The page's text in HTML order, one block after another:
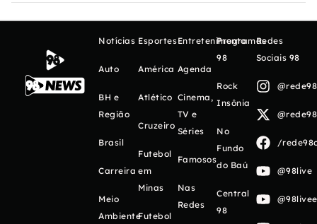
Notícias
Auto
BH e
Região
Brasil
Carreira
Meio
Ambiente
Esportes
América
Atlético
Cruzeiro
Futebol
em
Minas
Futebol
Entretenimento
Agenda
Cinema,
TV e
Séries
Famosos
Nas
Redes
Programas
98
Rock
Insônia
No
Fundo
do Baú
Central
98
Redes
Sociais 98
/
@98live